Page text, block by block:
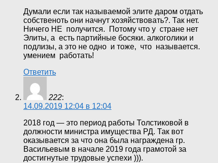
Думали если так называемой элите даром отдать
собственоть они начнут хозяйствовать?. Так нет.
Ничего НЕ получится. Потому что у стране нет
Элиты, а есть партийные босяки. алкоголики и
подлизы, а это не одно и тоже, что называется.
умением работать!
Ответить
222:
14.09.2019 12:04 в 12:04
2018 год — это период работы Толстиковой в
должности министра имущества РД. Так вот
оказывается за что она была награждена гр.
Васильевым в начале 2019 года грамотой за
достигнутые трудовые успехи ))).